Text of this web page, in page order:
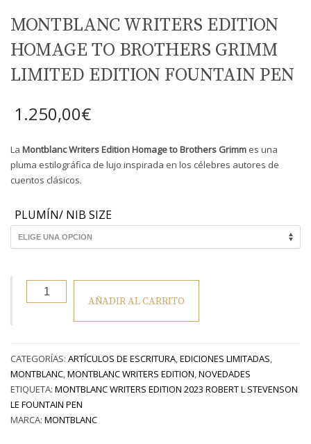
MONTBLANC WRITERS EDITION
HOMAGE TO BROTHERS GRIMM
LIMITED EDITION FOUNTAIN PEN
1.250,00€
La Montblanc Writers Edition Homage to Brothers Grimm es una
pluma estilográfica de lujo inspirada en los célebres autores de
cuentos clásicos.
PLUMÍN/ NIB SIZE
MONTBLANC
WRITERS
BROTHERS
GRIMM
LIMITED
EDITION
FOUNTAIN
AÑADIR AL CARRITO
CATEGORÍAS: ARTÍCULOS DE ESCRITURA,EDICIONES LIMITADAS,
MONTBLANC,MONTBLANC WRITERS EDITION,NOVEDADES
ETIQUETA: MONTBLANC WRITERS EDITION 2023 ROBERT L STEVENSON
LE FOUNTAIN PEN
MARCA: MONTBLANC